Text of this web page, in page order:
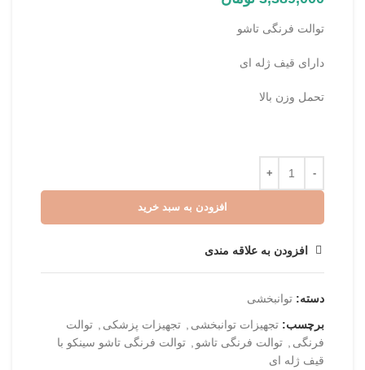
توالت فرنگی تاشو
دارای قیف ژله ای
تحمل وزن بالا
افزودن به سبد خرید
افزودن به علاقه مندی
دسته: توانبخشی
برچسب: تجهیزات توانبخشی تجهیزات پزشکی
توالت
فرنگی
توالت فرنگی تاشو
توالت فرنگی تاشو سینکو با
قیف ژله ای